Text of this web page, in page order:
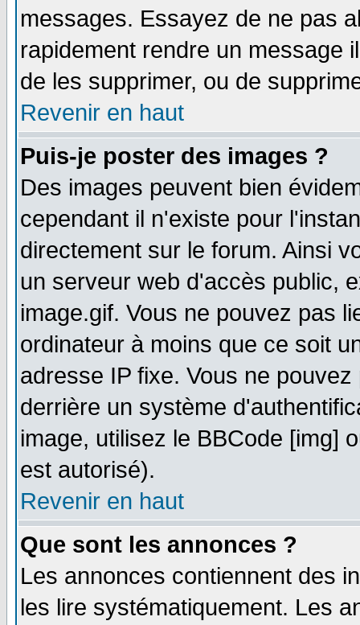
messages. Essayez de ne pas
rapidement rendre un message
de les supprimer, ou de
Revenir en haut
Puis-je poster des images ?
Des images peuvent bien
cependant il n'existe pour
directement sur le forum. Ainsi
un serveur web d'accès public,
image.gif. Vous ne pouvez pas
ordinateur à moins que ce soit
adresse IP fixe. Vous ne
derrière un système
image, utilisez le BBCode [img]
est autorisé).
Revenir en haut
Que sont les annonces ?
Les annonces contiennent des
les lire systématiquement. Les